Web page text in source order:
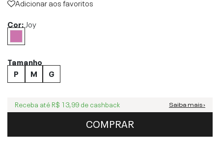
Adicionar aos favoritos
Cor: Joy
Tamanho
P
M G
Receba até R$ 13,99 de cashback Saiba mais ›
COMPRAR